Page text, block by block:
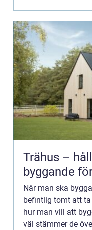
Trähus –
byggande
När man ska
befintlig tomt att
hur man vill att
väl stämmer de